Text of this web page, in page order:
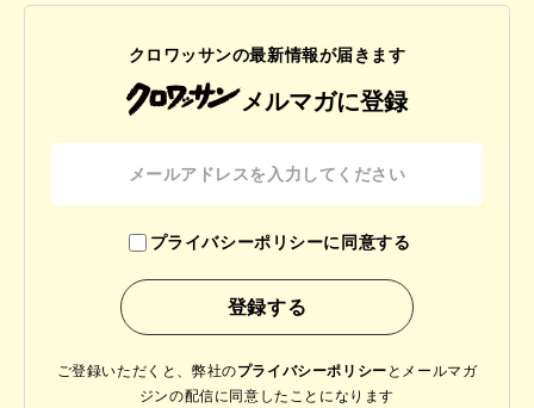
クロワッサンの最新情報が届きます
メルマガに登録
プライバシーポリシーに同意する
ご登録いただくと、弊社のプライバシーポリシー と メールマガ
ジンの配信に同意したことになります